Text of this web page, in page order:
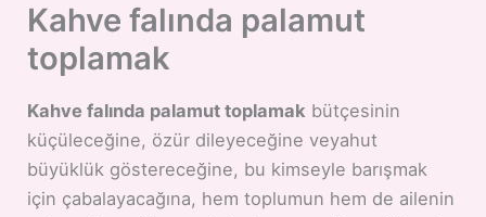
Kahve falında palamut
toplamak
Kahve falında palamut toplamak bütçesinin
küçüleceğine, özür dileyeceğine veyahut
büyüklük göstereceğine, bu kimseyle barışmak
için çabalayacağına, hem toplumun hem de ailenin